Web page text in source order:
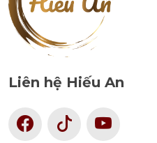
Liên hệ Hiếu An